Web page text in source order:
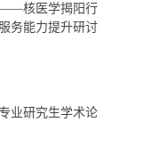
——核医学揭阳行
务能力提升研讨
业研究生学术论